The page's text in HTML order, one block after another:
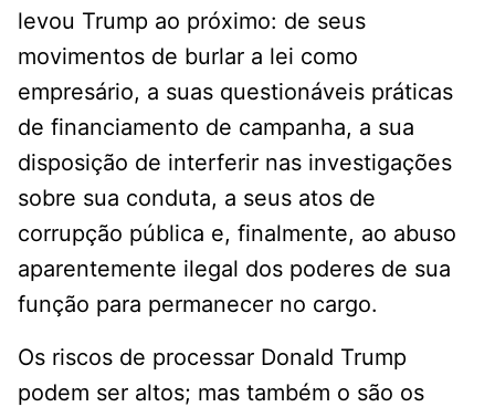
levou Trump ao próximo: de seus
movimentos de burlar a lei como
empresário, a suas questionáveis ​​práticas
de financiamento de campanha, a sua
disposição de interferir nas investigações
sobre sua conduta, a seus atos de
corrupção pública e, finalmente, ao abuso
aparentemente ilegal dos poderes de sua
função para permanecer no cargo.
Os riscos de processar Donald Trump
podem ser altos; mas também o são os